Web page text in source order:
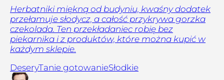
Herbatniki miękną od budyniu, kwaśny dodatek
przełamuje słodycz, a całość przykrywa gorzka
czekolada. Ten przekładaniec robię bez
piekarnika i z produktów, które można kupić w
każdym sklepie.
DeseryTanie gotowanieSłodkie